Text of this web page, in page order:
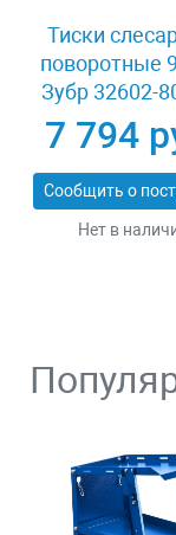
Тиски
поворотные
Зубр 32602-
7 794
Нет в